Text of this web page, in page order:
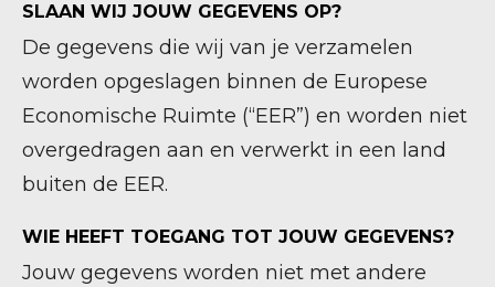
SLAAN WIJ JOUW GEGEVENS OP?
De gegevens die wij van je verzamelen
worden opgeslagen binnen de Europese
Economische Ruimte (“EER”) en worden niet
overgedragen aan en verwerkt in een land
buiten de EER.
WIE HEEFT TOEGANG TOT JOUW GEGEVENS?
Jouw gegevens worden niet met andere